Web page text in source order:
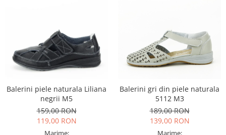
Balerini piele naturala Liliana
negrii M5
159,00 RON
119,00 RON
Marime:
Balerini gri din piele naturala
5112 M3
189,00 RON
139,00 RON
Marime: